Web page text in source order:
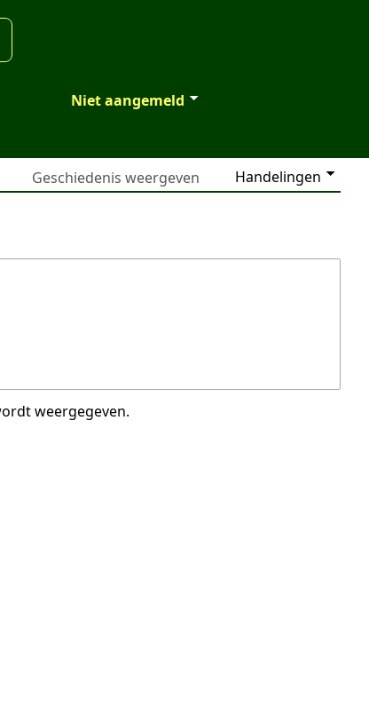
Niet aangemeld
Handelingen
Geschiedenis weergeven
weergegeven.